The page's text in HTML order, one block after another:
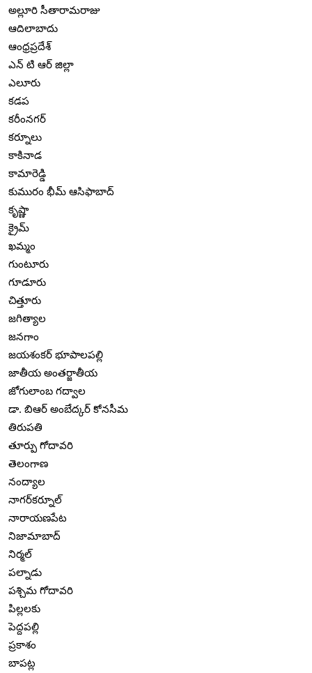
అల్లూరి సీతారామరాజు
ఆదిలాబాదు
ఆంధ్రప్రదేశ్
ఎన్ టి ఆర్ జిల్లా
ఎలూరు
కడప
కరీంనగర్
కర్నూలు
కాకినాడ
కామారెడ్డి
కుమురం భీమ్ ఆసిఫాబాద్
కృష్ణా
క్రైమ్
ఖమ్మం
గుంటూరు
గూడూరు
చిత్తూరు
జగిత్యాల
జనగాం
జయశంకర్ భూపాలపల్లి
జాతీయ అంతర్జాతీయ
జోగులాంబ గద్వాల
డా. బిఆర్ అంబేద్కర్ కోనసీమ
తిరుపతి
తూర్పు గోదావరి
తెలంగాణ
నంద్యాల
నాగర్‌కర్నూల్
నారాయణపేట
నిజామాబాద్
నిర్మల్
పల్నాడు
పశ్చిమ గోదావరి
పిల్లలకు
పెద్దపల్లి
ప్రకాశం
బాపట్ల